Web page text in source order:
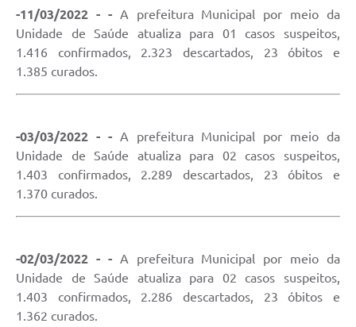
-11/03/2022 - - A prefeitura Municipal por meio da
Unidade de Saúde atualiza para 01 casos suspeitos,
1.416 confirmados, 2.323 descartados, 23 óbitos e
1.385 curados.
-03/03/2022 - - A prefeitura Municipal por meio da
Unidade de Saúde atualiza para 02 casos suspeitos,
1.403 confirmados, 2.289 descartados, 23 óbitos e
1.370 curados.
-02/03/2022 - - A prefeitura Municipal por meio da
Unidade de Saúde atualiza para 02 casos suspeitos,
1.403 confirmados, 2.286 descartados, 23 óbitos e
1.362 curados.